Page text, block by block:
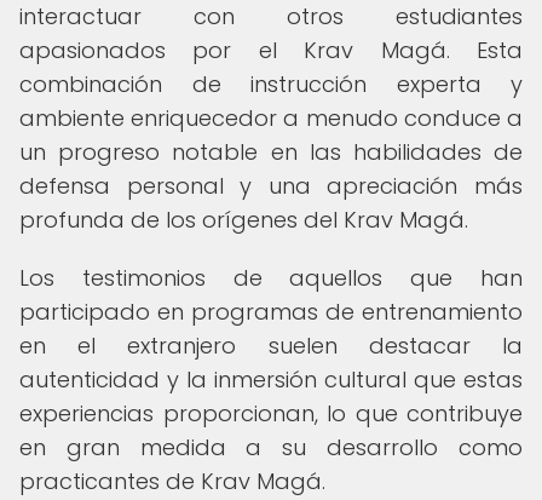
interactuar con otros estudiantes
apasionados por el Krav Magá. Esta
combinación de instrucción experta y
ambiente enriquecedor a menudo conduce a
un progreso notable en las habilidades de
defensa personal y una apreciación más
profunda de los orígenes del Krav Magá.
Los testimonios de aquellos que han
participado en programas de entrenamiento
en el extranjero suelen destacar la
autenticidad y la inmersión cultural que estas
experiencias proporcionan, lo que contribuye
en gran medida a su desarrollo como
practicantes de Krav Magá.